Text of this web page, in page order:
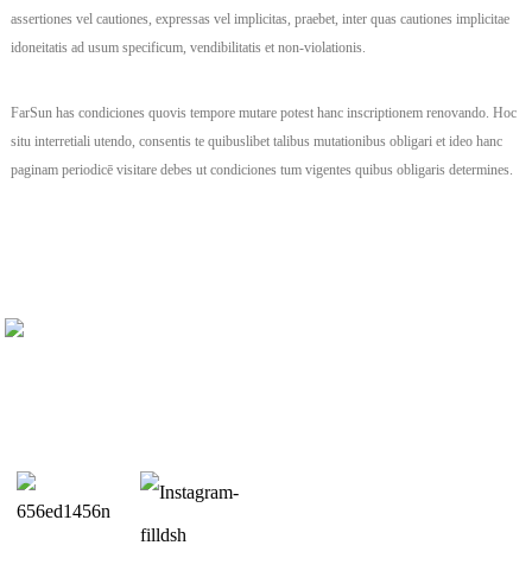
assertiones vel cautiones, expressas vel implicitas, praebet, inter quas cautiones implicitae
idoneitatis ad usum specificum, vendibilitatis et non-violationis.
FarSun has condiciones quovis tempore mutare potest hanc inscriptionem renovando. Hoc
situ interretiali utendo, consentis te quibuslibet talibus mutationibus obligari et ideo hanc
paginam periodicē visitare debes ut condiciones tum vigentes quibus obligaris determines.